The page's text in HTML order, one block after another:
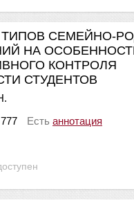
СЕМЕЙНО-
НА
КОНТРОЛЯ
СТУДЕНТОВ
777 Есть аннотация